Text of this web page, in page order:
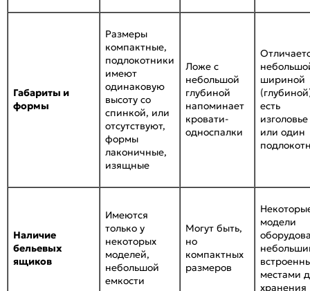
Габариты и
формы
Размеры
компактные,
подлокотники
имеют
одинаковую
высоту со
спинкой, или
отсутствуют,
формы
лаконичные,
изящные
Ложе с
небольшой
глубиной
напоминает
кровати-
односпалки
шириной
есть
изголовье
или один
Наличие
бельевых
ящиков
Имеются
только у
некоторых
моделей,
небольшой
емкости
Могут быть,
но
компактных
размеров
модели
местами
хранения